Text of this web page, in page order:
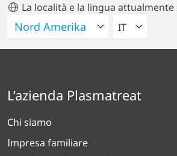
La località e la lingua
VELEZIONA
IT
L’azienda Plasmatreat
Chi siamo
Impresa familiare